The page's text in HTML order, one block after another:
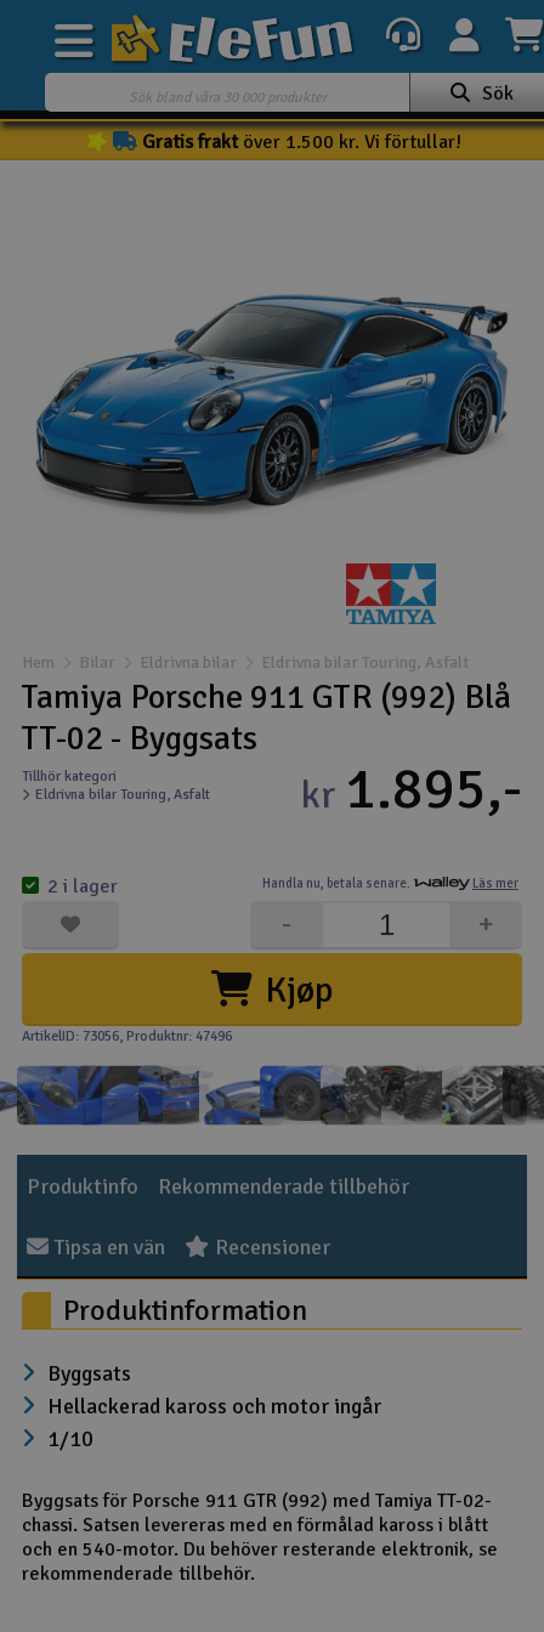
Veckans erbjudande
3D-print
Batteri & laddare
Bilar
Drönare
Drönare för FPV
Flygplan
Kamerautrustning
Modellbygg- och byggsatser
Modelljärnväg
Motor & tillbehör
Outlet
Radioutrustning
Raketer
Scooter & elfordon
Smarthem, lek och hobby
Verktyg, utrustning och tillbehör
Presentkort
Sök
Gratis fraktöver 1.500 kr. Vi förtullar!
Hem Bilar Eldrivna bilar Eldrivna bilar Touring, Asfalt
Tamiya Porsche 911 GTR (992) Blå
TT-02 - Byggsats
Tillhör kategori
Eldrivna bilar Touring, Asfalt
Handla nu, betala senare. Läs mer
kr 1.895,-
Kjøp
+
-
2 i lager
ArtikelID: 73056, Produktnr: 47496
Produktinfo Rekommenderade tillbehör
Tipsa en vän Recensioner
Produktinformation
Byggsats
Hellackerad kaross och motor ingår
1/10
Byggsats för Porsche 911 GTR (992) med Tamiya TT-02-
chassi. Satsen levereras med en förmålad kaross i blått
och en 540-motor. Du behöver resterande elektronik, se
rekommenderade tillbehör.